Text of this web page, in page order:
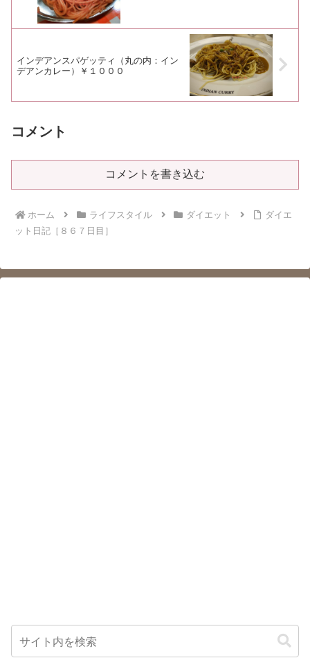
インデアンスパゲッティ（丸の内：イン
デアンカレー）￥１０００
コメント
コメントを書き込む
ホーム ライフスタイル ダイエット
ダイエ
ット日記［８６７日目］